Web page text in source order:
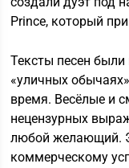
Prince, который
Тексты песен
«уличных
время. Весёлые и
нецензурных
любой желающий.
коммерческому